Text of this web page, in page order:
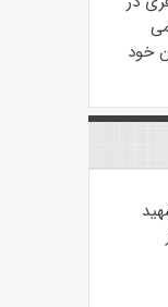
خود